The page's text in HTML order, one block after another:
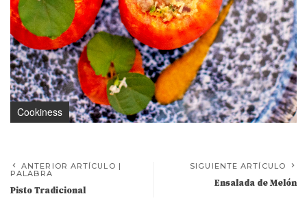
Cookiness
ANTERIOR ARTÍCULO |
PALABRA
Pisto Tradicional
SIGUIENTE ARTÍCULO
Ensalada de Melón